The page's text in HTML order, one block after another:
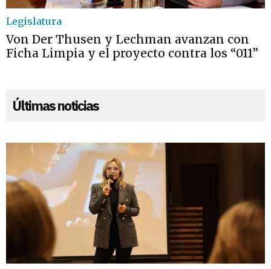
Legislatura
Von Der Thusen y Lechman avanzan con
Ficha Limpia y el proyecto contra los “011”
Últimas noticias